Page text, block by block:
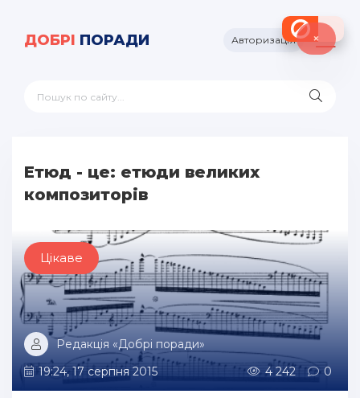
ДОБРІ ПОРАДИ Авторизація
Етюд - це: етюди великих
композиторів
Цікаве
Редакція «Добрі поради»
19:24, 17 серпня 2015
4 242 0
×